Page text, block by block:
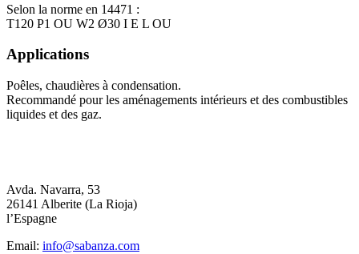
Selon la norme en 14471 :
T120 P1 OU W2 Ø30 I E L OU
Applications
Poêles, chaudières à condensation.
Recommandé pour les aménagements intérieurs et des combustibles
liquides et des gaz.
Avda. Navarra, 53
26141 Alberite (La Rioja)
l’Espagne
Email: info@sabanza.com